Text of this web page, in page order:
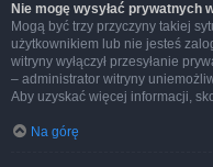
Nie mogę wysyłać prywatnych
Mogą być trzy przyczyny takiej
użytkownikiem lub nie jesteś
witryny wyłączył przesyłanie
– administrator witryny
Aby uzyskać więcej informacji,
Na górę